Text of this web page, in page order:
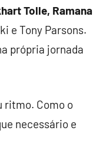
Tolle, Ramana
e Tony Parsons.
própria jornada
ritmo. Como o
necessário e